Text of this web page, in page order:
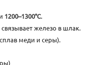
1200–1300°C.
железо в шлак.
меди и серы).